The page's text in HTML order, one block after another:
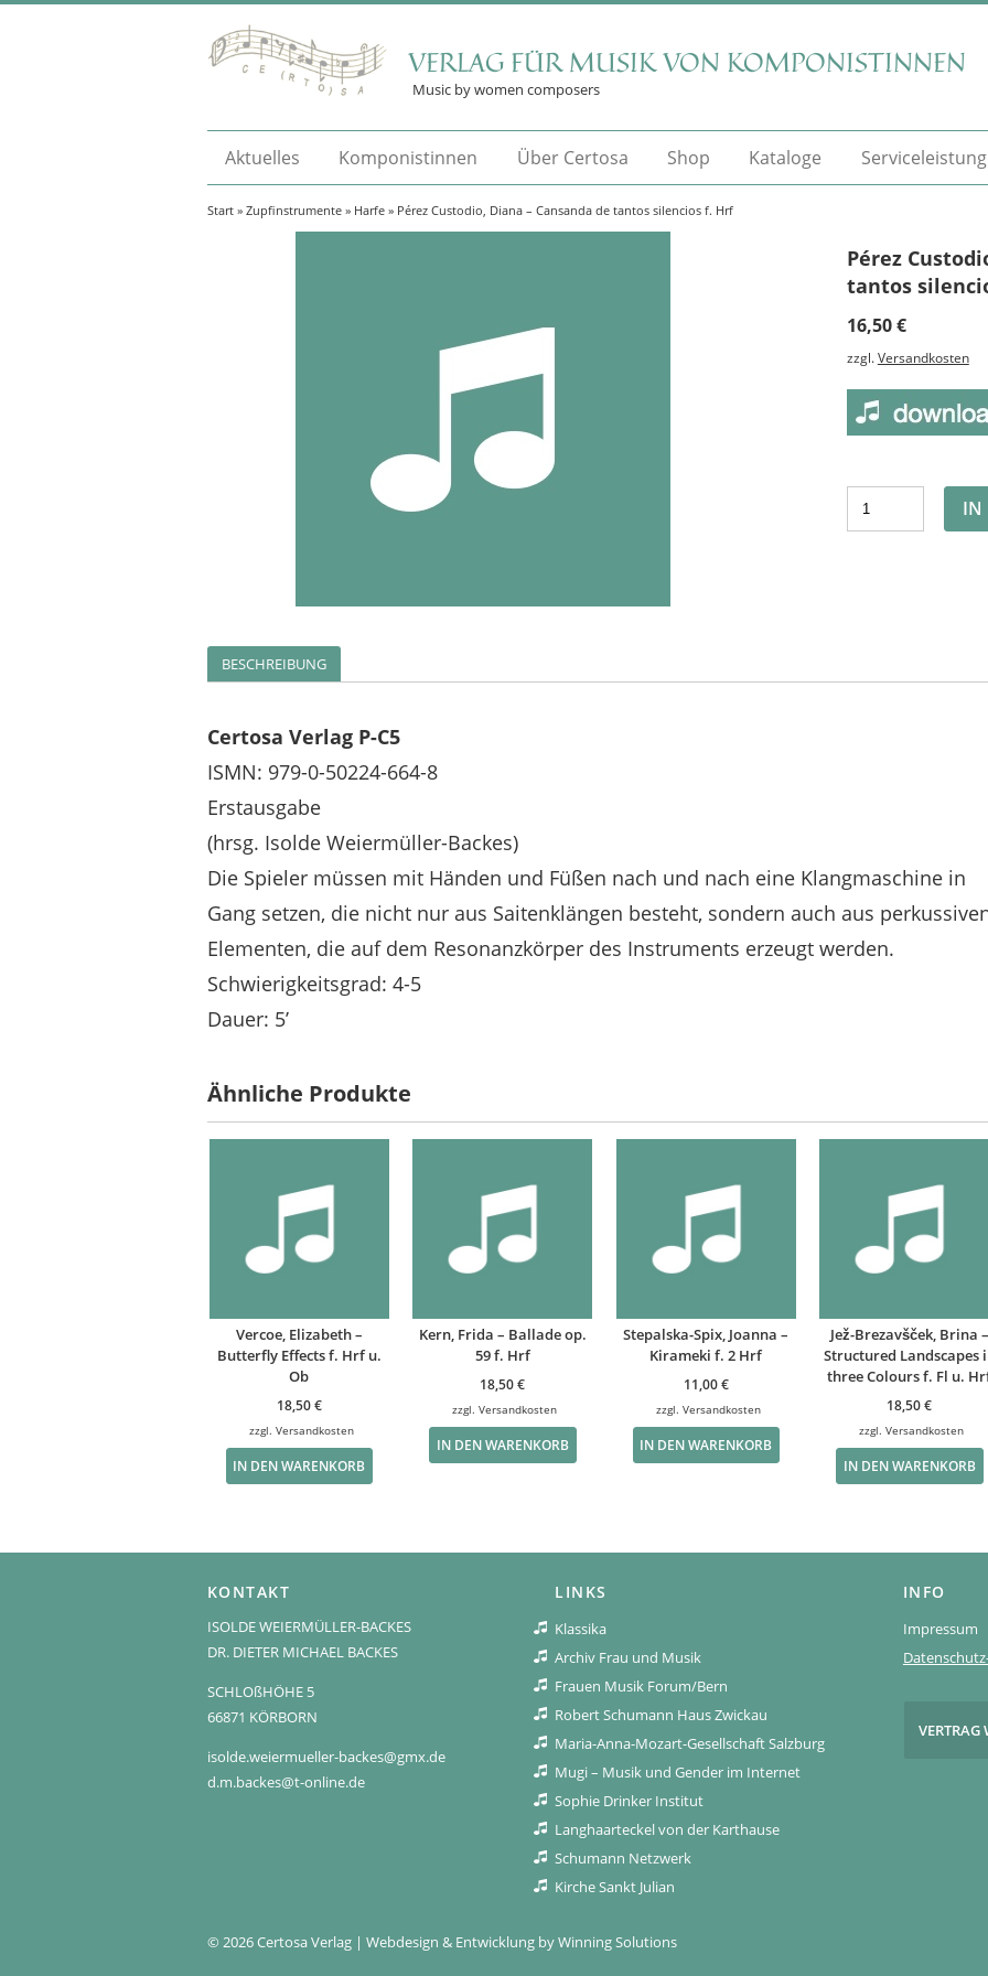
VERLAG FÜR MUSIK VON KOMPONISTINNEN
Music by women composers
Aktuelles Komponistinnen Über Certosa Shop Kataloge
Start » Zupfinstrumente » Harfe » Pérez Custodio, Diana – Cansanda de tantos silencios f. Hrf
Pérez
tantos
16,50€
zzgl. Versandkosten
IN
BESCHREIBUNG
Certosa Verlag P-C5
ISMN: 979-0-50224-664-8
Erstausgabe
(hrsg. Isolde Weiermüller-Backes)
Die Spieler müssen mit Händen und Füßen nach und nach eine Klangmaschine in
Gang setzen, die nicht nur aus Saitenklängen besteht, sondern auch aus
Elementen, die auf dem Resonanzkörper des Instruments erzeugt werden.
Schwierigkeitsgrad: 4-5
Dauer: 5’
Ähnliche Produkte
Vercoe, Elizabeth –
Butterfly Effects f. Hrf u.
Ob
18,50€
zzgl. Versandkosten
IN DEN WARENKORB
Kern, Frida – Ballade op.
59 f. Hrf
18,50€
zzgl.Versandkosten
IN DEN WARENKORB
Stepalska-Spix, Joanna –
Kirameki f. 2 Hrf
11,00€
zzgl. Versandkosten
IN DEN WARENKORB
Jež-Brezavšček, Brina –
Structured Landscapes
three Colours f. Fl u.
18,50€
zzgl.Versandkosten
IN DEN WARENKORB
KONTAKT
ISOLDE WEIERMÜLLER-BACKES
DR. DIETER MICHAEL BACKES
SCHLOßHÖHE 5
66871 KÖRBORN
isolde.weiermueller-backes@gmx.de
d.m.backes@t-online.de
LINKS
Klassika
Archiv Frau und Musik
Frauen Musik Forum/Bern
Robert Schumann Haus Zwickau
Maria-Anna-Mozart-Gesellschaft Salzburg
Mugi – Musik und Gender im Internet
Sophie Drinker Institut
Langhaarteckel von der Karthause
Schumann Netzwerk
Kirche Sankt Julian
INFO
Impressum
VERTRAG
© 2026 Certosa Verlag | Webdesign & Entwicklung byWinning Solutions